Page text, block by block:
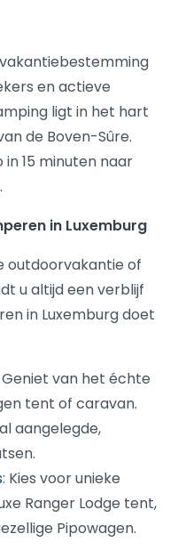
en actieve
ligt in het hart
de Boven-Sûre.
15 minuten naar
in Luxemburg
outdoorvakantie of
u altijd een verblijf
in Luxemburg doet
Geniet van het échte
tent of caravan.
aangelegde,
: Kies voor unieke
Ranger Lodge tent,
Pipowagen.